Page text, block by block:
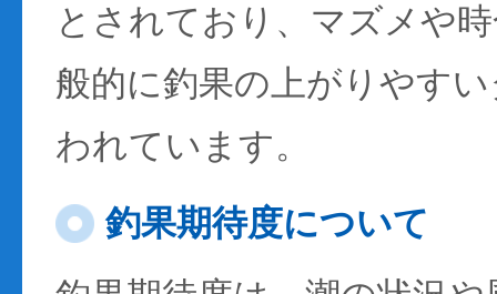
とされており、マズメや
般的に釣果の上がりやす
われています。
釣果期待度について